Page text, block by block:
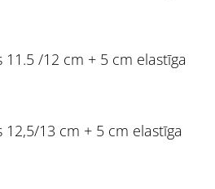
/12 cm + 5 cm elastīga
13 cm + 5 cm elastīga